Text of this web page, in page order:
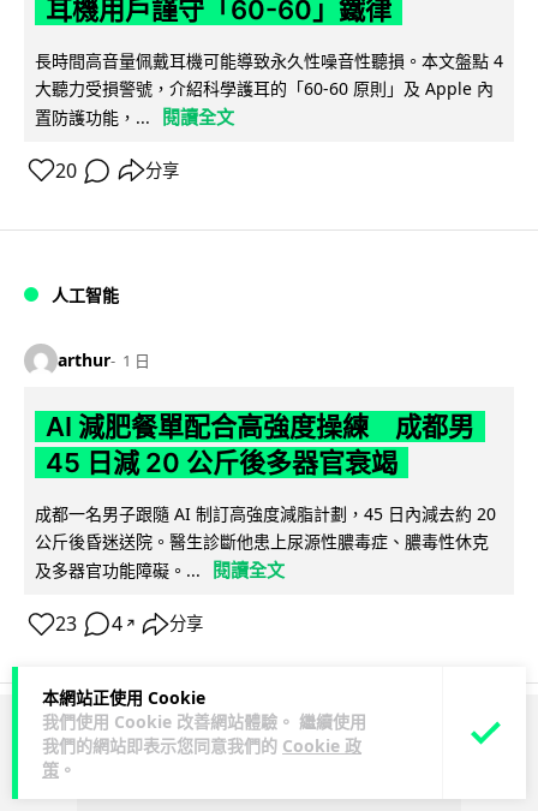
本網站正使用 Cookie
我們使用 Cookie 改善網站體驗。 繼續使用
我們的網站即表示您同意我們的 Cookie 政
策 。
耳機用戶謹守「60-60」鐵律
長時間高音量佩戴耳機可能導致永久性噪音性聽損。本文盤點 4
大聽力受損警號，介紹科學護耳的「60-60 原則」及 Apple 內
置防護功能，...
閱讀全文
20 分享
人工智能
arthur 1 日
AI 減肥餐單配合高強度操練 成都男
45 日減 20 公斤後多器官衰竭
成都一名男子跟隨 AI 制訂高強度減脂計劃，45 日內減去約 20
公斤後昏迷送院。醫生診斷他患上尿源性膿毒症、膿毒性休克
及多器官功能障礙。...
閱讀全文
23 4 ↗ 分享
ADVERTISEMENT